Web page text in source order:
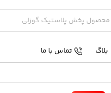
بلاگ تماس با ما